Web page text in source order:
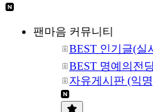
팬마음 커뮤니티
BEST 인기글(실
BEST 명예의전
자유게시판 (익